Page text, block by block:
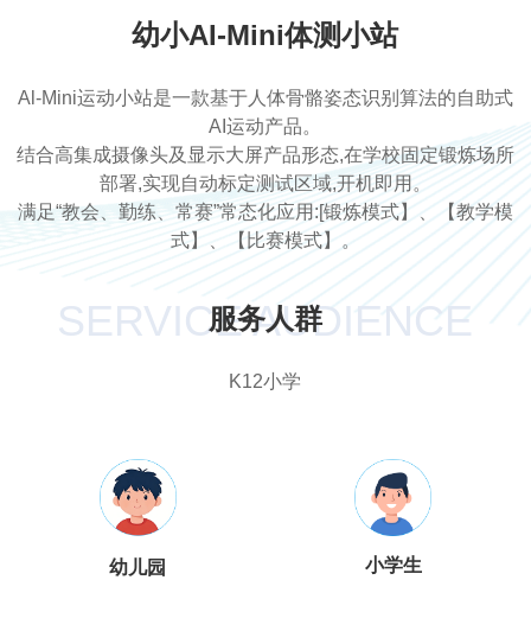
幼小AI-Mini体测小站
Al-Mini运动小站是一款基于人体骨骼姿态识别算法的自助式
AI运动产品。
结合高集成摄像头及显示大屏产品形态,在学校固定锻炼场所
部署,实现自动标定测试区域,开机即用。
满足“教会、勤练、常赛”常态化应用:[锻炼模式】、【教学模
式】、【比赛模式】。
服务人群
SERVICE AUDIENCE
K12小学
幼儿园 小学生